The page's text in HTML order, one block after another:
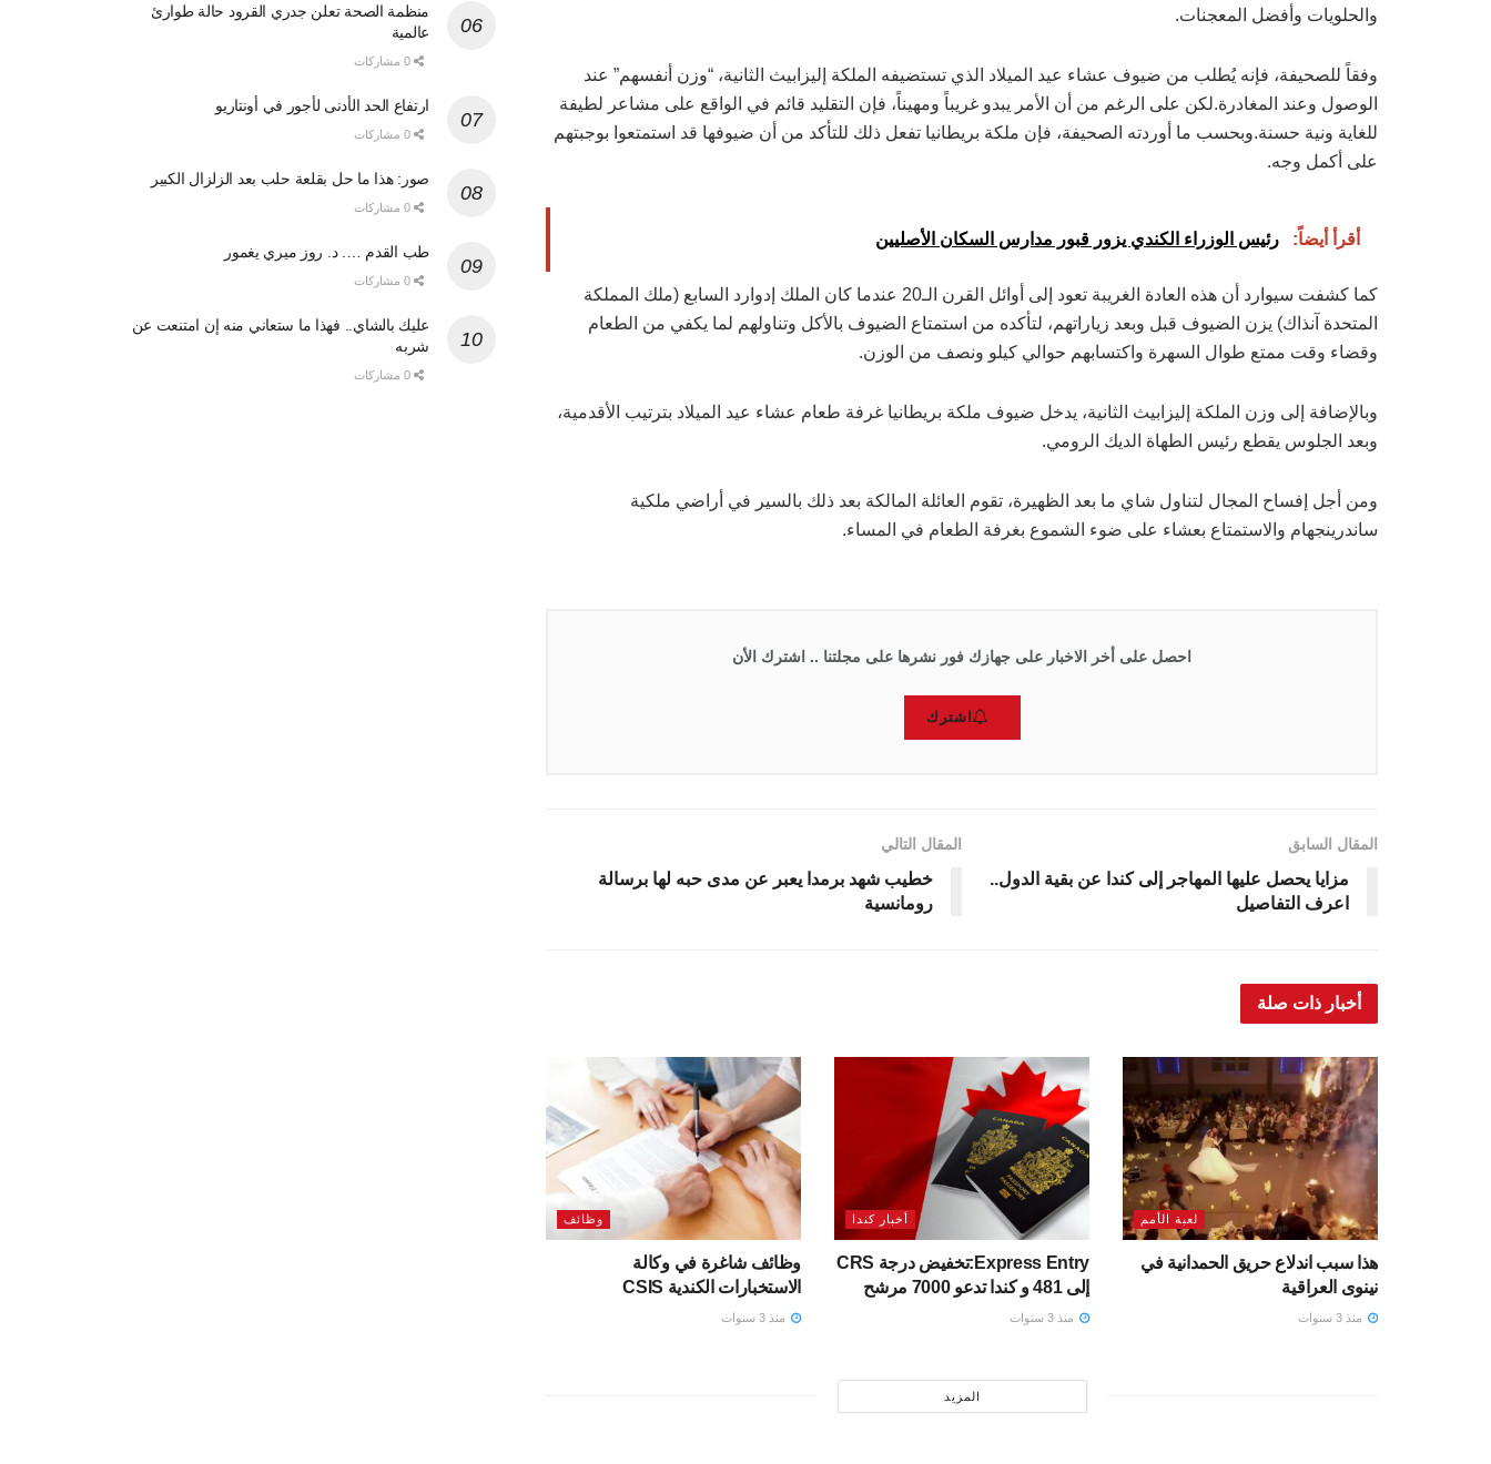
والحلويات وأفضل المعجنات.
وفقاً للصحيفة، فإنه يُطلب من ضيوف عشاء عيد الميلاد الذي تستضيفه الملكة إليزابيث الثانية، “وزن أنفسهم” عند
الوصول وعند المغادرة.لكن على الرغم من أن الأمر يبدو غريباً ومهيناً، فإن التقليد قائم في الواقع على مشاعر لطيفة
للغاية ونية حسنة.وبحسب ما أوردته الصحيفة، فإن ملكة بريطانيا تفعل ذلك للتأكد من أن ضيوفها قد استمتعوا بوجبتهم
على أكمل وجه.
أقرأ أيضاً: رئيس الوزراء الكندي يزور قبور مدارس السكان الأصليين
كما كشفت سيوارد أن هذه العادة الغريبة تعود إلى أوائل القرن الـ20 عندما كان الملك إدوارد السابع (ملك المملكة
المتحدة آنذاك) يزن الضيوف قبل وبعد زياراتهم، لتأكده من استمتاع الضيوف بالأكل وتناولهم لما يكفي من الطعام
وقضاء وقت ممتع طوال السهرة واكتسابهم حوالي كيلو ونصف من الوزن.
وبالإضافة إلى وزن الملكة إليزابيث الثانية، يدخل ضيوف ملكة بريطانيا غرفة طعام عشاء عيد الميلاد بترتيب الأقدمية،
وبعد الجلوس يقطع رئيس الطهاة الديك الرومي.
ومن أجل إفساح المجال لتناول شاي ما بعد الظهيرة، تقوم العائلة المالكة بعد ذلك بالسير في أراضي ملكية
ساندرينجهام والاستمتاع بعشاء على ضوء الشموع بغرفة الطعام في المساء.
احصل على أخر الاخبار على جهازك فور نشرها على مجلتنا .. اشترك الأن
اشترك
المقال السابق
مزايا يحصل عليها المهاجر إلى كندا عن بقية الدول..
اعرف التفاصيل
المقال التالي
خطيب شهد برمدا يعبر عن مدى حبه لها برسالة
رومانسية
أخبار ذات صلة
لعبة الأمم
هذا سبب اندلاع حريق الحمدانية في
نينوى العراقية
منذ 3 سنوات
أخبار كندا
Express Entry:تخفيض درجة CRS
إلى 481 و كندا تدعو 7000 مرشح
منذ 3 سنوات
وظائف
وظائف شاغرة في وكالة
الاستخبارات الكندية CSIS
منذ 3 سنوات
المزيد
منظمة الصحة تعلن جدري القرود حالة طوارئ
عالمية
ارتفاع الحد الأدنى لأجور في أونتاريو
صور: هذا ما حل بقلعة حلب بعد الزلزال الكبير
طب القدم …. د. روز ميري يغمور
عليك بالشاي.. فهذا ما ستعاني منه إن امتنعت عن
شربه